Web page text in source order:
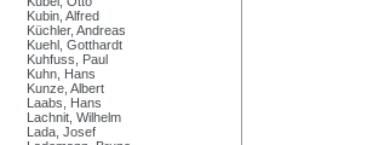
Kubin, Alfred
Küchler, Andreas
Kuehl, Gotthardt
Kuhfuss, Paul
Kuhn, Hans
Kunze, Albert
Laabs, Hans
Lachnit, Wilhelm
Lada, Josef